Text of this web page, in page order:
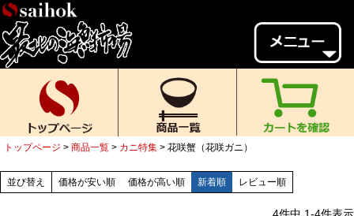
会員様メニュー
ゲスト
様、
いらっしゃいませ。
ご来店ありがとうございます。
新規会員登録 ログイン
MYページ MYクーポン
トップページ 商品一覧 カニ特集 花咲蟹（花咲ガニ）
並び替え 価格が安い順 価格が高い順 新着順 レビュー順
4件中 1-4件表示